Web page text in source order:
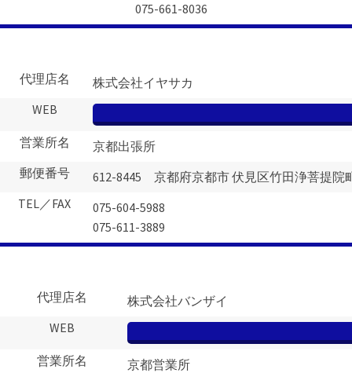
075-661-8036
代理店名
株式会社イヤサカ
WEB
営業所名
京都出張所
郵便番号
612-8445 京都府京都市 伏見区竹田浄菩提
TEL／FAX
075-604-5988
075-611-3889
代理店名
株式会社バンザイ
WEB
営業所名
京都営業所